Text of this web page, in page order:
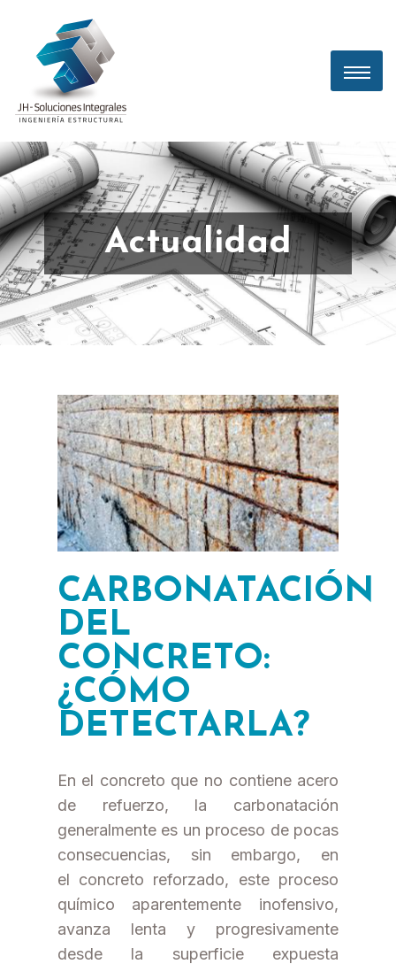
Actualidad
CARBONATACIÓN
DEL
CONCRETO:
¿CÓMO
DETECTARLA?
En el concreto que no contiene acero
de refuerzo, la carbonatación
generalmente es un proceso de pocas
consecuencias, sin embargo, en
el concreto reforzado, este proceso
químico aparentemente inofensivo,
avanza lenta y progresivamente
desde la superficie expuesta